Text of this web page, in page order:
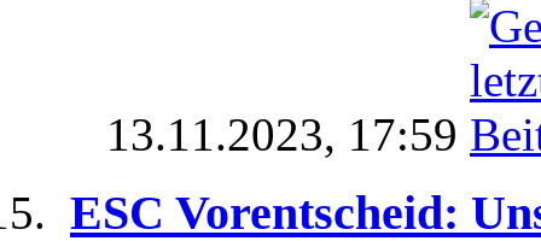
13.11.2023, 17:59
ESC Vorentscheid: